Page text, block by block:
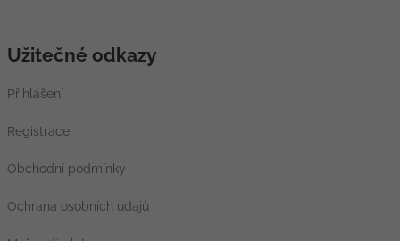
Užitečné odkazy
Přihlášení
Registrace
Obchodní podmínky
Ochrana osobních údajů